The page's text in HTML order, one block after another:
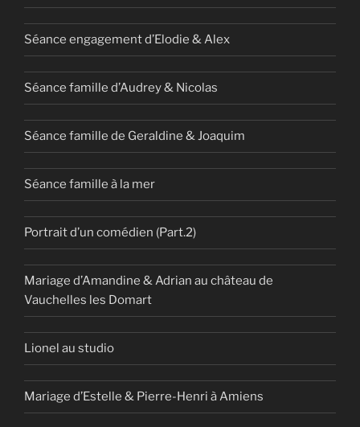
Séance engagement d’Elodie & Alex
Séance famille d’Audrey & Nicolas
Séance famille de Geraldine & Joaquim
Séance famille à la mer
Portrait d’un comédien (Part.2)
Mariage d’Amandine & Adrian au château de
Vauchelles les Domart
Lionel au studio
Mariage d’Estelle & Pierre-Henri à Amiens